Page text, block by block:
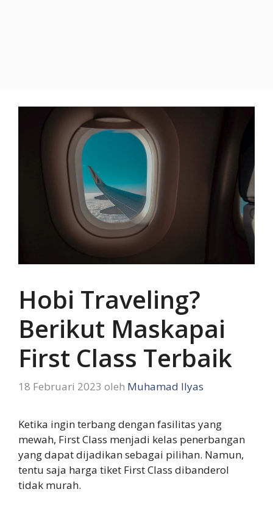
Hobi Traveling?
Berikut Maskapai
First Class Terbaik
18 Februari 2023 oleh Muhamad Ilyas
Ketika ingin terbang dengan fasilitas yang
mewah, First Class menjadi kelas penerbangan
yang dapat dijadikan sebagai pilihan. Namun,
tentu saja harga tiket First Class dibanderol
tidak murah.